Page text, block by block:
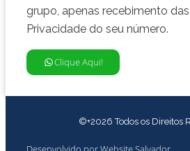
grupo, apenas recebimento
Privacidade do seu número.
Clique Aqui!
©+2026 Todos os Direitos